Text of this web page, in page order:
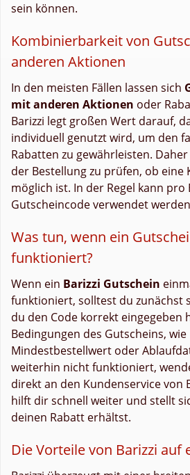
sein können.
Kombinierbarkeit von
anderen Aktionen
In den meisten Fällen lassen sich
mit anderen Aktionen oder
Barizzi legt großen Wert darauf,
individuell genutzt wird, um den
Rabatten zu gewährleisten.
der Bestellung zu prüfen, ob eine
möglich ist. In der Regel kann
Gutscheincode verwendet
Was tun, wenn ein
funktioniert?
Wenn ein Barizzi Gutschein
funktioniert, solltest du zunächst
du den Code korrekt eingegeben
Bedingungen des Gutscheins, wie
Mindestbestellwert oder
weiterhin nicht funktioniert,
direkt an den Kundenservice von
hilft dir schnell weiter und stellt
deinen Rabatt erhältst.
Die Vorteile von Barizzi auf